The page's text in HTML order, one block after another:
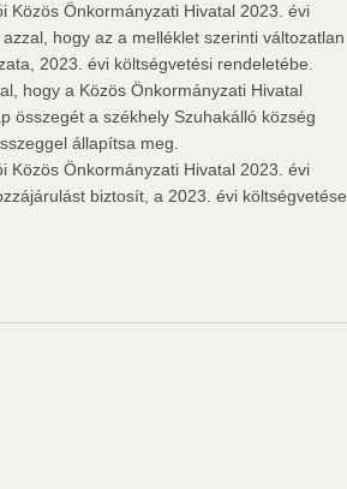
Közös Önkormányzati Hivatal 2023. évi
hogy az a melléklet szerinti változatlan
2023. évi költségvetési rendeletébe.
hogy a Közös Önkormányzati Hivatal
összegét a székhely Szuhakálló község
állapítsa meg.
Közös Önkormányzati Hivatal 2023. évi
biztosít, a 2023. évi költségvetése